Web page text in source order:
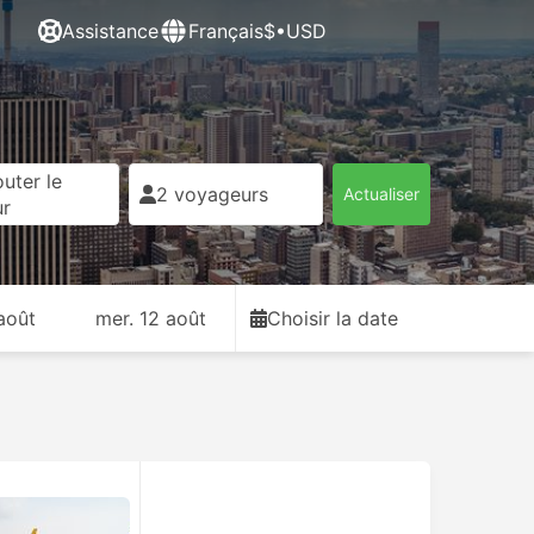
Assistance Français$•USD
le
2 voyageurs Actualiser
mer. 12 août Choisir la date